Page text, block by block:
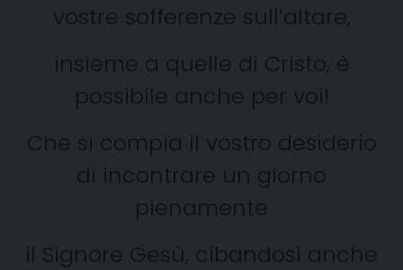
vostre sofferenze sull’altare,
insieme a quelle di Cristo, è
possibile anche per voi!
Che si compia il vostro desiderio
di incontrare un giorno
pienamente
il Signore Gesù, cibandosi anche